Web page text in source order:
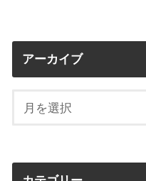
アーカイブ